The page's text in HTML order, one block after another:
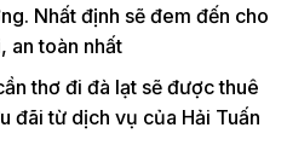
Nhất định sẽ đem đến cho
an toàn nhất
thơ đi đà lạt sẽ được thuê
đãi từ dịch vụ của Hải Tuấn